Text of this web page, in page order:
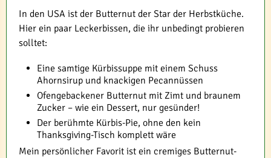
In den USA ist der Butternut der Star der Herbstküche.
Hier ein paar Leckerbissen, die ihr unbedingt probieren
solltet:
Eine samtige Kürbissuppe mit einem Schuss
Ahornsirup und knackigen Pecannüssen
Ofengebackener Butternut mit Zimt und braunem
Zucker – wie ein Dessert, nur gesünder!
Der berühmte Kürbis-Pie, ohne den kein
Thanksgiving-Tisch komplett wäre
Mein persönlicher Favorit ist ein cremiges Butternut-